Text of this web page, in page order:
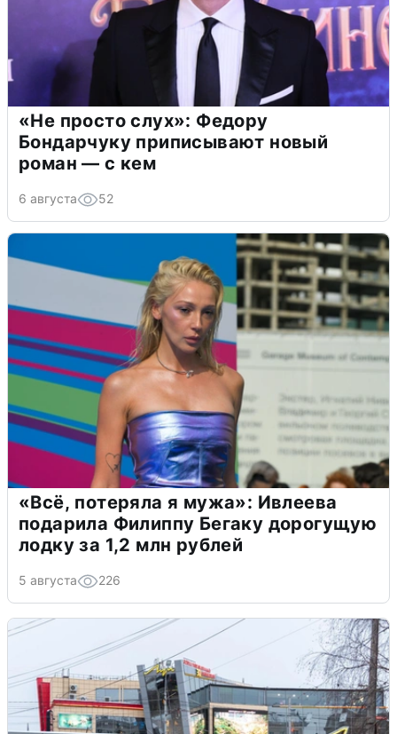
«Не просто слух»: Федору
Бондарчуку приписывают новый
роман — с кем
6 августа 52
«Всё, потеряла я мужа»: Ивлеева
подарила Филиппу Бегаку дорогущую
лодку за 1,2 млн рублей
5 августа 226